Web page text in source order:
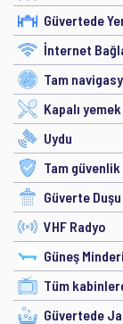
Güvertede
İnternet
Tam
Kapalı yemek
Uydu
Tam
Güverte Duşu
VHF Radyo
Güneş Minderi
Tüm
Güvertede